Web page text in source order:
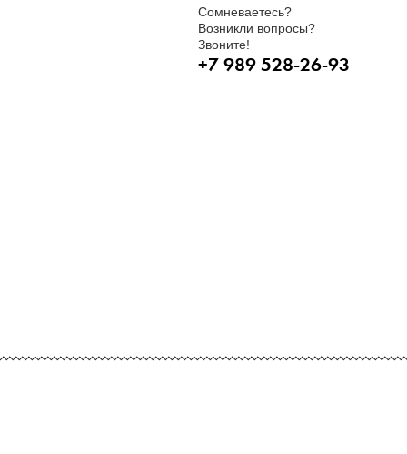
Сомневаетесь?
Возникли вопросы?
Звоните!
+7 989 528-26-93